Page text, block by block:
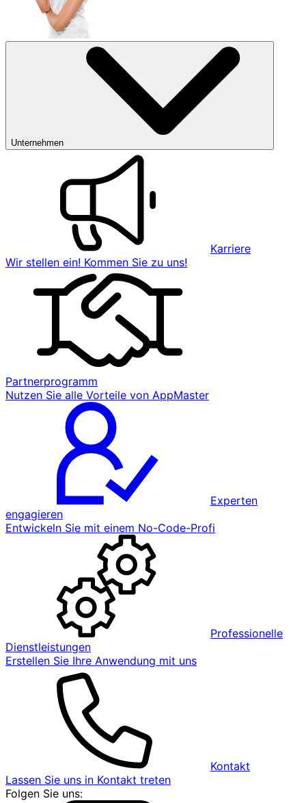
Unternehmen
Karriere
Wir stellen ein! Kommen Sie zu uns!
Partnerprogramm
Nutzen Sie alle Vorteile von AppMaster
Experten
engagieren
Entwickeln Sie mit einem No-Code-Profi
Professionelle
Dienstleistungen
Erstellen Sie Ihre Anwendung mit uns
Kontakt
Lassen Sie uns in Kontakt treten
Folgen Sie uns: